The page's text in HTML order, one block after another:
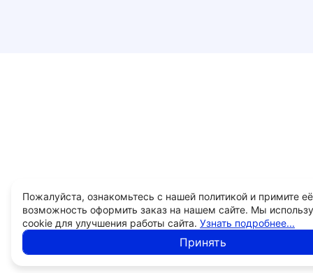
Пожалуйста, ознакомьтесь с нашей политикой и примите
возможность оформить заказ на нашем сайте. Мы
cookie для улучшения работы сайта. Узнать подробнее...
Принять